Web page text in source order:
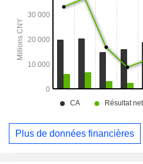
Plus de données financières